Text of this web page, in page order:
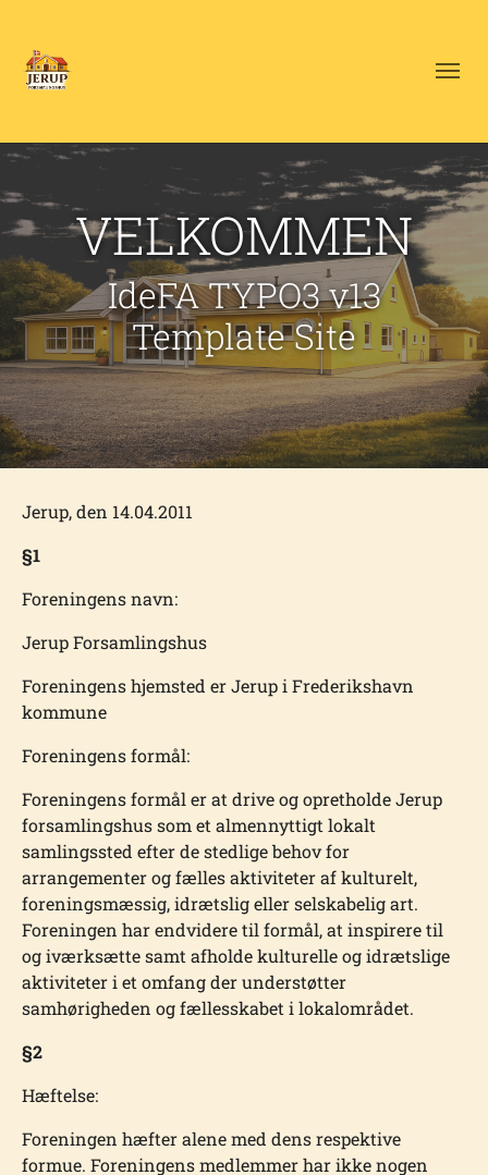
VELKOMMEN
IdeFA TYPO3 v13
Template Site
Jerup, den 14.04.2011
§1
Foreningens navn:
Jerup Forsamlingshus
Foreningens hjemsted er Jerup i Frederikshavn
kommune
Foreningens formål:
Foreningens formål er at drive og opretholde Jerup
forsamlingshus som et almennyttigt lokalt
samlingssted efter de stedlige behov for
arrangementer og fælles aktiviteter af kulturelt,
foreningsmæssig, idrætslig eller selskabelig art.
Foreningen har endvidere til formål, at inspirere til
og iværksætte samt afholde kulturelle og idrætslige
aktiviteter i et omfang der understøtter
samhørigheden og fællesskabet i lokalområdet.
§2
Hæftelse:
Foreningen hæfter alene med dens respektive
formue. Foreningens medlemmer har ikke nogen